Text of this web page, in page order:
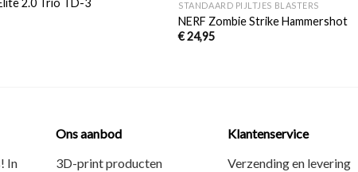
2.0 Trio TD-3
verlanglijst
STANDAARD PIJLTJES BLASTERS
NERF Zombie Strike Hammershot
€24,95
In
Ons aanbod
3D-print producten
Klantenservice
Verzending en levering